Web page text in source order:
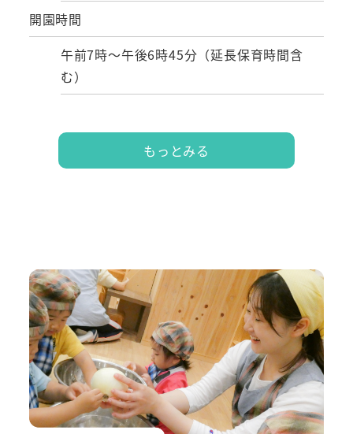
開園時間
午前7時～午後6時45分（延長保育時間含
む）
もっとみる